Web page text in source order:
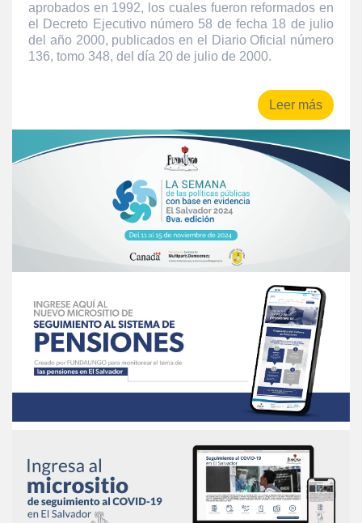
aprobados en 1992, los cuales fueron reformados en
el Decreto Ejecutivo número 58 de fecha 18 de julio
del año 2000, publicados en el Diario Oficial número
136, tomo 348, del día 20 de julio de 2000.
Leer más